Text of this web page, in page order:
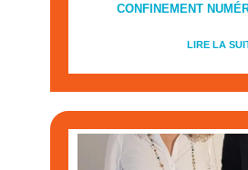
CONFINEMENT
LIRE LA